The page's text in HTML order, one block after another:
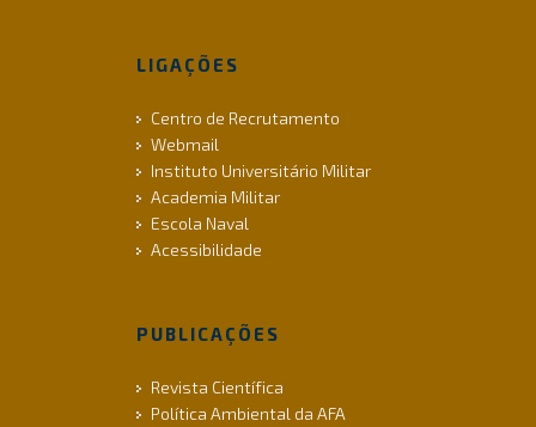
LIGAÇÕES
Centro de Recrutamento
Webmail
Instituto Universitário Militar
Academia Militar
Escola Naval
Acessibilidade
PUBLICAÇÕES
Revista Científica
Política Ambiental da AFA